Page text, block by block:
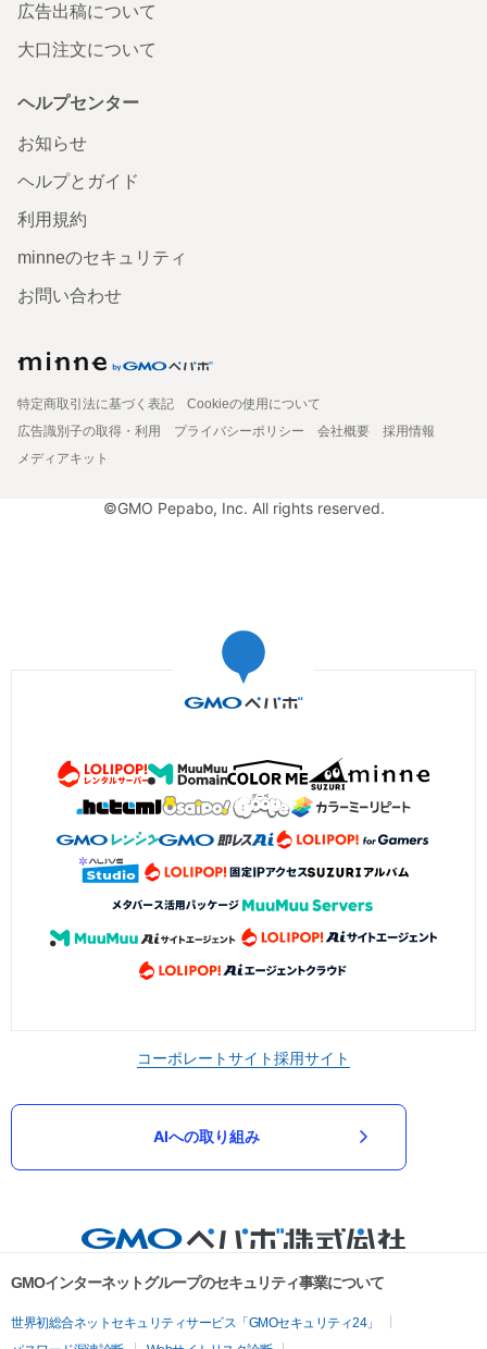
広告出稿について
大口注文について
ヘルプセンター
お知らせ
ヘルプとガイド
利用規約
minneのセキュリティ
お問い合わせ
特定商取引法に基づく表記
Cookieの使用について
広告識別子の取得・利用
プライバシーポリシー 会社概要
採用情報
メディアキット
©GMO Pepabo, Inc. All rights reserved.
コーポレートサイト採用サイト
AIへの取り組み
GMOインターネットグループのセキュリティ事業について
世界初総合ネットセキュリティサービス「GMOセキュリティ24」